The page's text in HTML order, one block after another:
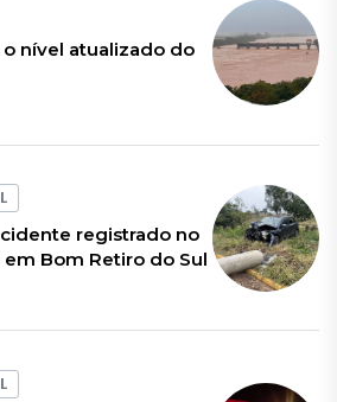
o nível atualizado do
registrado no
Bom Retiro do Sul